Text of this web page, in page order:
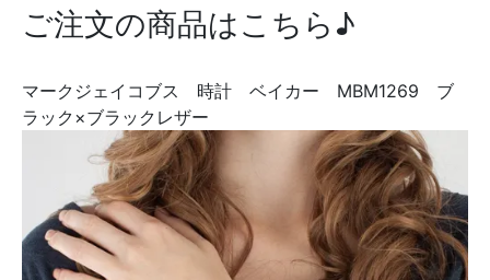
ご注文の商品はこちら♪
マークジェイコブス 時計 ベイカー MBM1269 ブ
ラック×ブラックレザー